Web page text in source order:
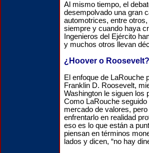
Al mismo tiempo, el
desempolvado una gran
automotrices, entre
siempre y cuando haya
Ingenieros del Ejército
y muchos otros llevan
¿Hoover o Roosevelt?
El enfoque de LaRouche
Franklin D. Roosevelt,
Washington le siguen los
Como LaRouche
mercado de valores,
enfrentarlo en realidad
eso es lo que están a
piensan en términos
lados y dicen, “no hay